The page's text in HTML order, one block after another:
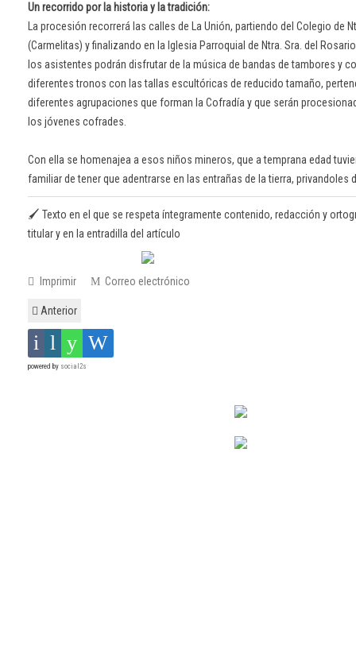
Un recorrido por la historia y la tradición:
La procesión recorrerá las calles de La Unión, partiendo del Colegio de
(Carmelitas) y finalizando en la Iglesia Parroquial de Ntra. Sra. del
los asistentes podrán disfrutar de la música de bandas de tambores y
diferentes tronos con las tallas escultóricas de reducido tamaño,
diferentes agrupaciones que forman la Cofradía y que serán
los jóvenes cofrades.
Con ella se homenajea a esos niños mineros, que a temprana edad
familiar de tener que adentrarse en las entrañas de la tierra, privandoles
🖌️ Texto en el que se respeta íntegramente contenido, redacción y
titular y en la entradilla del artículo
Imprimir Correo electrónico
Anterior
powered by social2s